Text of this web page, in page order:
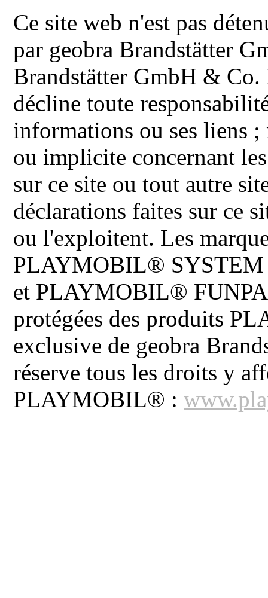
Ce site web n'est pas
par geobra Brandstätter
Brandstätter GmbH & Co.
décline toute
informations ou ses liens ;
ou implicite concernant
sur ce site ou tout autre
déclarations faites sur ce
ou l'exploitent. Les
PLAYMOBIL®
et PLAYMOBIL®
protégées des produits
exclusive de geobra
réserve tous les droits y
PLAYMOBIL® :